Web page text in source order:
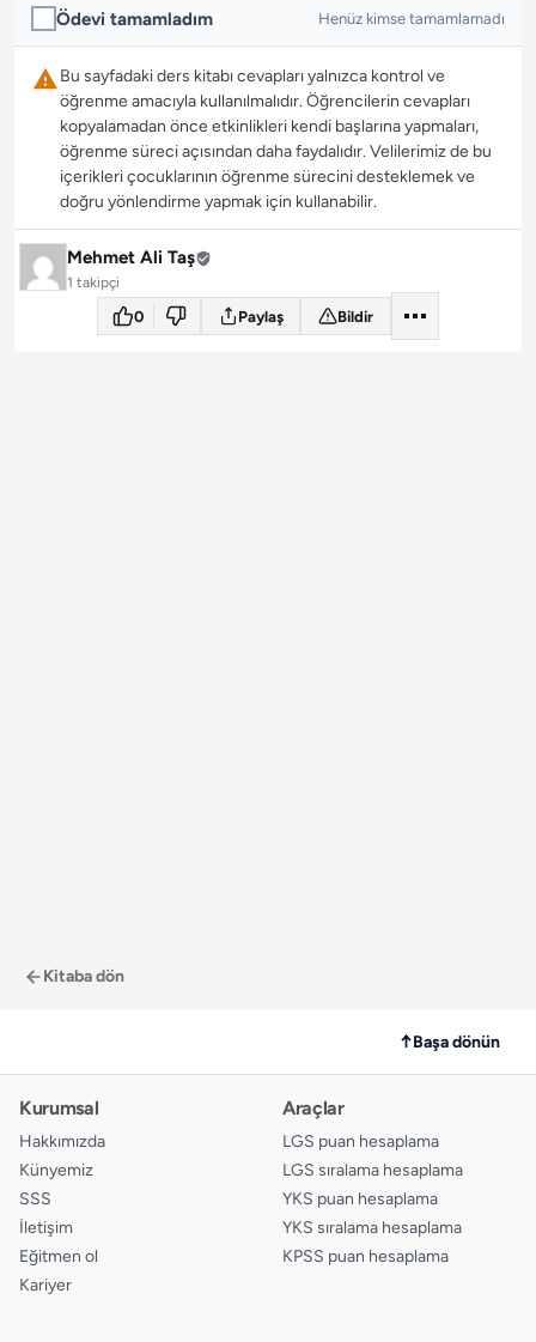
Ödevi tamamladım Henüz kimse tamamlamadı
Bu sayfadaki ders kitabı cevapları yalnızca kontrol ve
öğrenme amacıyla kullanılmalıdır. Öğrencilerin cevapları
kopyalamadan önce etkinlikleri kendi başlarına yapmaları,
öğrenme süreci açısından daha faydalıdır. Velilerimiz de bu
içerikleri çocuklarının öğrenme sürecini desteklemek ve
doğru yönlendirme yapmak için kullanabilir.
Mehmet Ali Taş
1 takipçi
0 Paylaş Bildir
Kitaba dön
↑Başa dönün
Kurumsal
Hakkımızda
Künyemiz
SSS
İletişim
Eğitmen ol
Kariyer
Araçlar
LGS puan hesaplama
LGS sıralama hesaplama
YKS puan hesaplama
YKS sıralama hesaplama
KPSS puan hesaplama